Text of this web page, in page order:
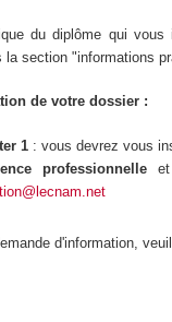
du diplôme qui
la section "informations
de votre dossier :
1: vous devrez vous
professionnelle
d'information,